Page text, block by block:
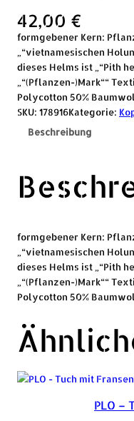
42,00 €
formgebener Kern:
„“vietnamesischen
dieses Helms ist „“Pith
„“(Pflanzen-)Mark““
Polycotton 50%
SKU: 178916Kategorie:
Beschreibung
formgebener Kern:
„“vietnamesischen
dieses Helms ist „“Pith
„“(Pflanzen-)Mark““
Polycotton 50%
PLO –